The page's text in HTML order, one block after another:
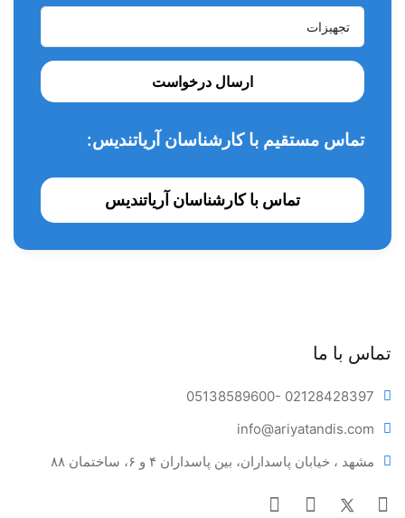
و در دمای 132 درجه سانتی گراد برای 15 دقیقه
دارای 9 ماه گارانتی
ارسال درخواست
تماس مستقیم با کارشناسان آریاتندیس:
تماس با کارشناسان آریاتندیس
تماس با ما
05138589600- 02128428397
info@ariyatandis.com
مشهد ، خیابان پاسداران، بین پاسداران ۴ و ۶، ساختمان ۸۸